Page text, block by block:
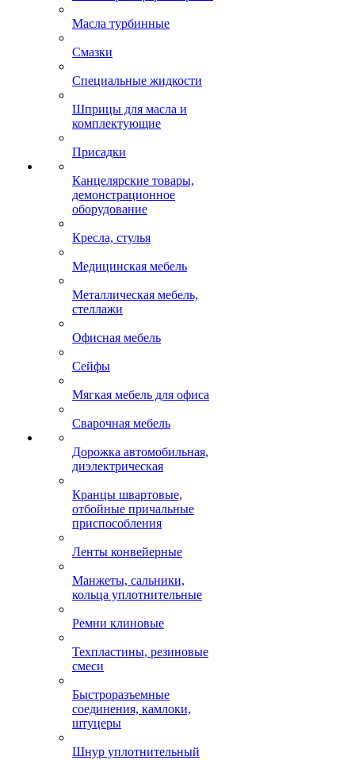
Масла турбинные
Смазки
Специальные жидкости
Шприцы для масла и
комплектующие
Присадки
Канцелярские товары,
демонстрационное
оборудование
Кресла, стулья
Медицинская мебель
Металлическая мебель,
стеллажи
Офисная мебель
Сейфы
Мягкая мебель для офиса
Сварочная мебель
Дорожка автомобильная,
диэлектрическая
Кранцы швартовые,
отбойные причальные
приспособления
Ленты конвейерные
Манжеты, сальники,
кольца уплотнительные
Ремни клиновые
Техпластины, резиновые
смеси
Быстроразъемные
соединения, камлоки,
штуцеры
Шнур уплотнительный